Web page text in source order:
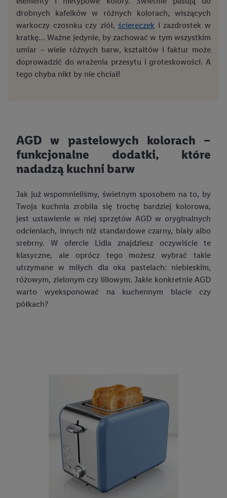
Pieluchy czy pantsy? Kiedy przejść na pieluchomajtki?
Wakacje z niemowlakiem
Rozmiary pieluch: jak odpowiednio je dobrać?
Idealny baby shower
Jak zrobić wózek z pieluch? DIY
Top 10 zabaw na baby shower
Najbardziej przydatne prezenty dla noworodka i rodziców
Zabawki Montessori – co warto o nich wiedzieć?
Pierwsze zabawki dla niemowląt
Zabawki sensoryczne – co wybrać dla dziecka?
Organizacja zabawek w pokoju dziecka
Drewniane zabawki- dlaczego warto, 10 najważniejszych zalet
Odgrywanie ról – zabawa dla dzieci w domu
Trampolina dla dzieci – jaką wybrać?
Plecaki szkolne i tornistry dla dzieci – jakie powinny być?
Wyprawka szkolna – lista przyborów do wszystkich klas
Drugie śniadanie do szkoły – co warto o nim wiedzieć?
Ubranie do szkoły – jaki strój jest odpowiedni?
Strój na WF – jak wybrać najlepszy zestaw do ćwiczeń?
drobnych kafelków w różnych kolorach, wiszących
warkoczy czosnku czy ziół, ściereczek i zazdrostek w
kratkę… Ważne jedynie, by zachować w tym wszystkim
umiar – wiele różnych barw, kształtów i faktur może
doprowadzić do wrażenia przesytu i groteskowości. A
tego chyba nikt by nie chciał!
AGD w pastelowych kolorach –
funkcjonalne dodatki, które
nadadzą kuchni barw
Jak już wspomnieliśmy, świetnym sposobem na to, by
Twoja kuchnia zrobiła się trochę bardziej kolorowa,
jest ustawienie w niej sprzętów AGD w oryginalnych
odcieniach, innych niż standardowe czarny, biały albo
srebrny. W ofercie Lidla znajdziesz oczywiście te
klasyczne, ale oprócz tego możesz wybrać takie
utrzymane w miłych dla oka pastelach: niebieskim,
różowym, zielonym czy liliowym. Jakie konkretnie AGD
warto wyeksponować na kuchennym blacie czy
półkach?